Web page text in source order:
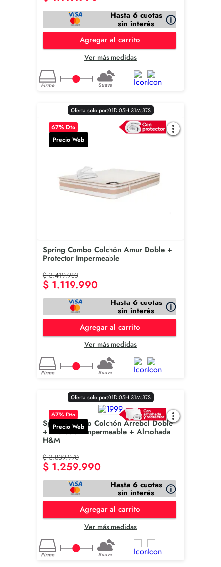
Hasta 6 cuotas
sin interés
Agregar al carrito
Ver más medidas
Oferta solo por:01D:05H:31M:36S
67% Dto
Precio Web
Spring Combo Colchón Amur Doble +
Protector Impermeable
$ 3.419.980
$ 1.119.990
Hasta 6 cuotas
sin interés
Agregar al carrito
Ver más medidas
Oferta solo por:01D:05H:31M:36S
67% Dto
Precio Web
Spring Combo Colchón Arrebol Doble
+ Protector Impermeable + Almohada
H&M
$ 3.839.970
$ 1.259.990
Hasta 6 cuotas
sin interés
Agregar al carrito
Ver más medidas